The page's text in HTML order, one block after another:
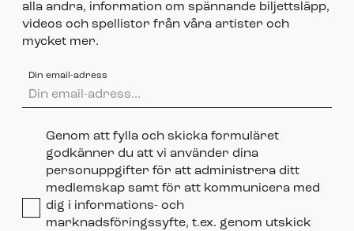
alla andra, information om spännande biljettsläpp,
videos och spellistor från våra artister och
mycket mer.
Din email-adress
Genom att fylla och skicka formuläret
godkänner du att vi använder dina
personuppgifter för att administrera ditt
medlemskap samt för att kommunicera med
dig i informations- och
marknadsföringssyfte, t.ex. genom utskick